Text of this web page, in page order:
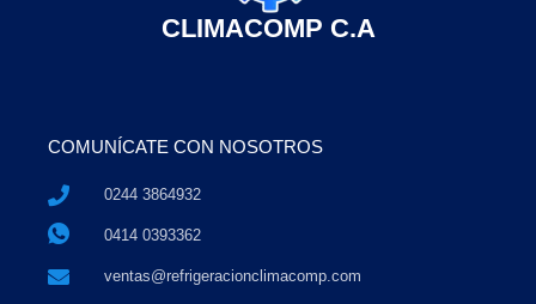
CLIMACOMP C.A
COMUNÍCATE CON NOSOTROS
0244 3864932
0414 0393362
ventas@refrigeracionclimacomp.com